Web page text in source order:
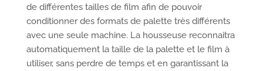
de différentes tailles de film afin de pouvoir
conditionner des formats de palette très différents
avec une seule machine. La housseuse reconnaitra
automatiquement la taille de la palette et le film à
utiliser, sans perdre de temps et en garantissant la